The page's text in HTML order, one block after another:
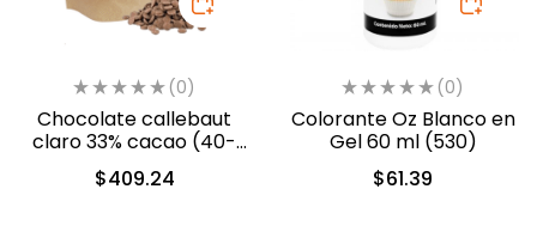
(0)
Chocolate callebaut
claro 33% cacao (40-
802)
$409.24
(0)
Colorante Oz Blanco en
Gel 60 ml (530)
$61.39